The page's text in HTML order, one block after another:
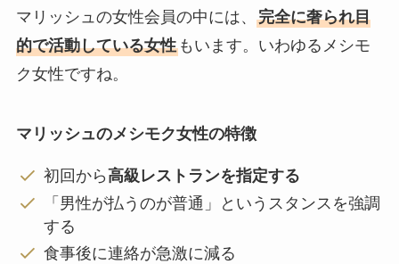
マリッシュの女性会員の中には、 完全に奢られ目
的で活動している女性もいます。いわゆるメシモ
ク女性ですね。
マリッシュのメシモク女性の特徴
初回から高級レストランを指定する
「男性が払うのが普通」というスタンスを強調
する
食事後に連絡が急激に減る